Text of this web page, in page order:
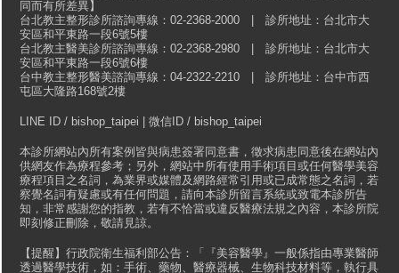
同而有所差異】
台北教主整形診所諮詢專線：02-2368-2000 | 診所地址：台北市大
安區和平東路一段6號5樓
台北教主醫美診所諮詢專線：02-2368-2980 | 診所地址：台北市大
安區和平東路一段6號6樓
台中教主整形醫美諮詢專線：04-2322-2210 | 診所地址：台中市西
屯區大隆路168號2樓
LINE ID / bishop_taipei | 微信ID / bishop_taipei
本診所網站內所有案例皆與病患簽署同意書，徵求病患同意後在網站內
供網友作為療程參考；另外，網站中所有使用手術項目或任何醫學美容
療程項目之名詞，為業界或媒體及網路經常引用或已成常態之名詞，若
察覺名詞有疑慮或有任何問題，請向本診所留言系統或致電本診所告
知，非常感謝您的指教，若有不恰當或違反醫療法規之內容，本診所院
即刻修正刪除，敬請見諒。
【提醒】行政院衛生福利部公告：「『美容醫學』一般係指由專業醫師
透過醫學技術，如：手術、藥物、醫療器械、生物科技材料等，執行具